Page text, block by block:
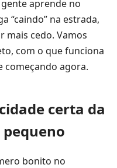
aprende no
“caindo” na estrada,
mais cedo. Vamos
com o que funciona
começando agora.
certa da
bonito no